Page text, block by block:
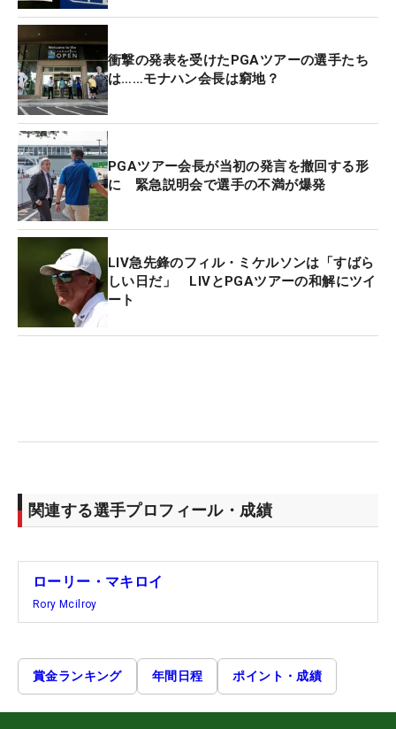
衝撃の発表を受けたPGAツアーの選手たち
は……モナハン会長は窮地？
PGAツアー会長が当初の発言を撤回する形
に 緊急説明会で選手の不満が爆発
LIV急先鋒のフィル・ミケルソンは「すばら
しい日だ」 LIVとPGAツアーの和解にツイ
ート
関連する選手プロフィール・成績
ローリー・マキロイ
Rory Mcilroy
賞金ランキング 年間日程 ポイント・成績